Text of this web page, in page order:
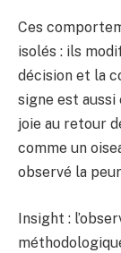
Ces
isolés : ils
décision et la
signe est aussi
joie au retour
comme un
observé la
Insight :